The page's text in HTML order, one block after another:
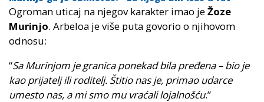
Ogroman uticaj na njegov karakter imao jeŽoze
Murinjo. Arbeloa je više puta govorio o njihovom
odnosu:
“Sa Murinjom je granica ponekad bila pređena – bio je
kao prijatelj ili roditelj. Štitio nas je, primao udarce
umesto nas, a mi smo mu vraćali lojalnošću.”